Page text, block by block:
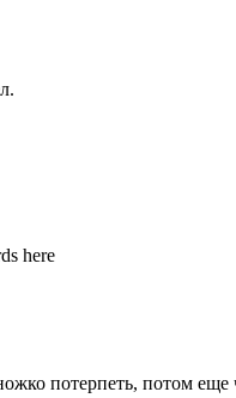
here
потерпеть, потом еще